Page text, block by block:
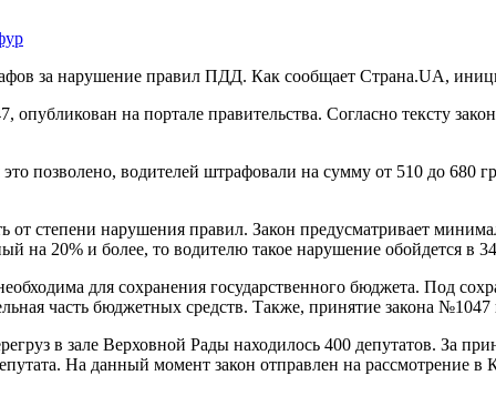
за нарушение правил ПДД. Как сообщает Страна.UA,
опубликован на портале правительства. Согласно тексту
позволено, водителей штрафовали на сумму от 510 до 680
от степени нарушения правил. Закон предусматривает
на 20% и более, то водителю такое нарушение обойдется в
для сохранения государственного бюджета. Под
часть бюджетных средств. Также, принятие закона
в зале Верховной Рады находилось 400 депутатов. За
На данный момент закон отправлен на рассмотрение